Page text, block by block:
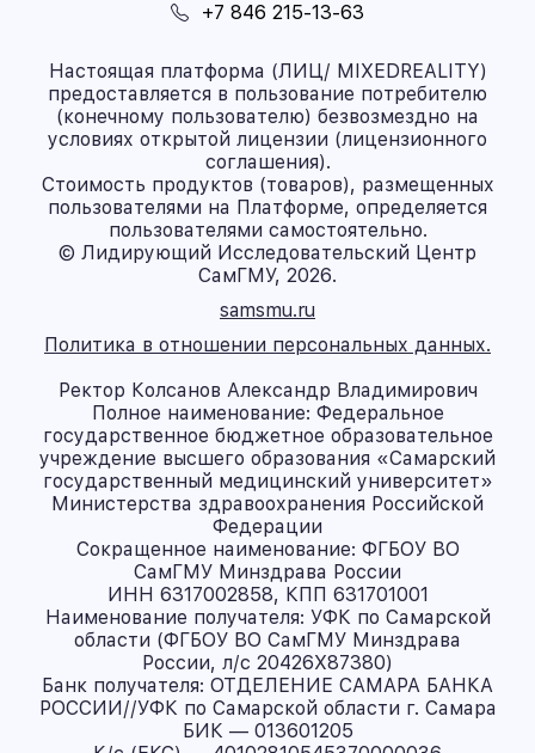
+7 846 215-13-63
Настоящая платформа (ЛИЦ/ MIXEDREALITY)
предоставляется в пользование потребителю
(конечному пользователю) безвозмездно на
условиях открытой лицензии (лицензионного
соглашения).
Стоимость продуктов (товаров), размещенных
пользователями на Платформе, определяется
пользователями самостоятельно.
© Лидирующий Исследовательский Центр
СамГМУ, 2026.
samsmu.ru
Политика в отношении персональных данных.
Ректор Колсанов Александр Владимирович
Полное наименование: Федеральное
государственное бюджетное образовательное
учреждение высшего образования «Самарский
государственный медицинский университет»
Министерства здравоохранения Российской
Федерации
Сокращенное наименование: ФГБОУ ВО
СамГМУ Минздрава России
ИНН 6317002858, КПП 631701001
Наименование получателя: УФК по Самарской
области (ФГБОУ ВО СамГМУ Минздрава
России, л/с 20426X87380)
Банк получателя: ОТДЕЛЕНИЕ САМАРА БАНКА
РОССИИ//УФК по Самарской области г. Самара
БИК — 013601205